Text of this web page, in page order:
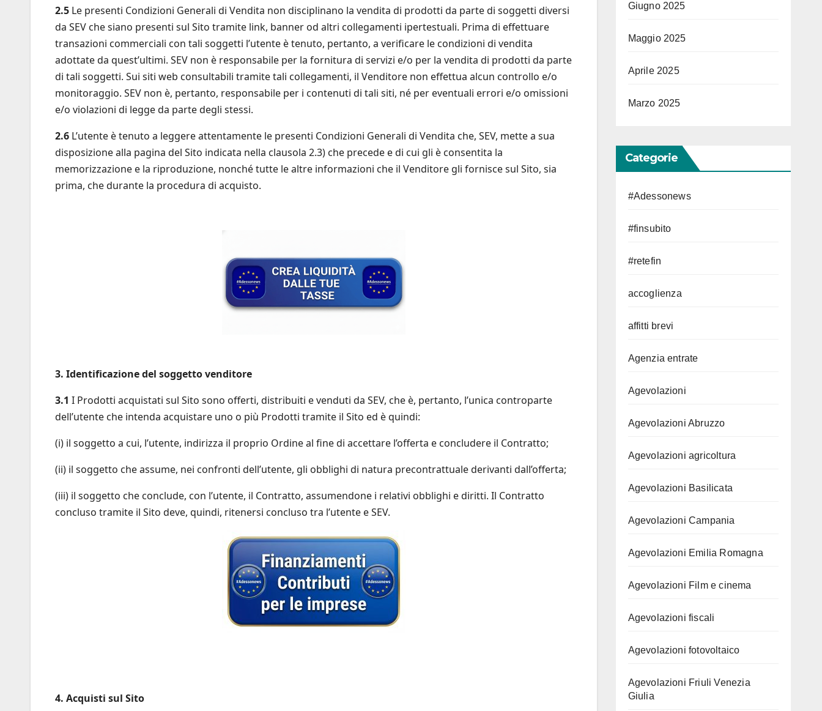
2.5 Le presenti Condizioni Generali di Vendita non disciplinano la vendita di prodotti da parte di soggetti diversi
da SEV che siano presenti sul Sito tramite link, banner od altri collegamenti ipertestuali. Prima di effettuare
transazioni commerciali con tali soggetti l’utente è tenuto, pertanto, a verificare le condizioni di vendita
adottate da quest’ultimi. SEV non è responsabile per la fornitura di servizi e/o per la vendita di prodotti da parte
di tali soggetti. Sui siti web consultabili tramite tali collegamenti, il Venditore non effettua alcun controllo e/o
monitoraggio. SEV non è, pertanto, responsabile per i contenuti di tali siti, né per eventuali errori e/o omissioni
e/o violazioni di legge da parte degli stessi.
2.6 L’utente è tenuto a leggere attentamente le presenti Condizioni Generali di Vendita che, SEV, mette a sua
disposizione alla pagina del Sito indicata nella clausola 2.3) che precede e di cui gli è consentita la
memorizzazione e la riproduzione, nonché tutte le altre informazioni che il Venditore gli fornisce sul Sito, sia
prima, che durante la procedura di acquisto.
3. Identificazione del soggetto venditore
3.1 I Prodotti acquistati sul Sito sono offerti, distribuiti e venduti da SEV, che è, pertanto, l’unica controparte
dell’utente che intenda acquistare uno o più Prodotti tramite il Sito ed è quindi:
(i) il soggetto a cui, l’utente, indirizza il proprio Ordine al fine di accettare l’offerta e concludere il Contratto;
(ii) il soggetto che assume, nei confronti dell’utente, gli obblighi di natura precontrattuale derivanti dall’offerta;
(iii) il soggetto che conclude, con l’utente, il Contratto, assumendone i relativi obblighi e diritti. Il Contratto
concluso tramite il Sito deve, quindi, ritenersi concluso tra l’utente e SEV.
4. Acquisti sul Sito
Giugno 2025
Maggio 2025
Aprile 2025
Marzo 2025
Categorie
#Adessonews
#finsubito
#retefin
accoglienza
affitti brevi
Agenzia entrate
Agevolazioni
Agevolazioni Abruzzo
Agevolazioni agricoltura
Agevolazioni Basilicata
Agevolazioni Campania
Agevolazioni Emilia Romagna
Agevolazioni Film e cinema
Agevolazioni fiscali
Agevolazioni fotovoltaico
Agevolazioni Friuli Venezia
Giulia